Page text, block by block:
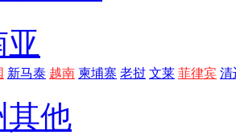
亚
新马泰 越南 柬埔寨 老挝 文莱 菲律宾 清
其他